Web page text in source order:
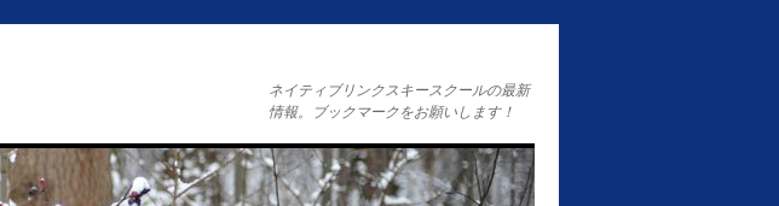
ネイティブリンクスキースクールの最新
情報。ブックマークをお願いします！